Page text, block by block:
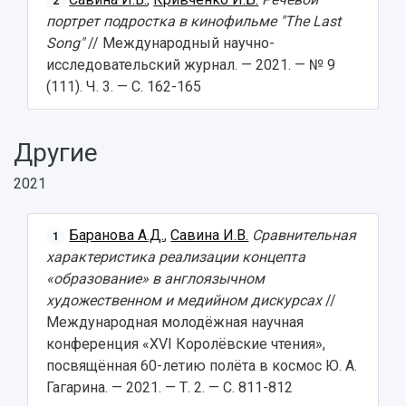
3D-тур по университету
Музеи
Учебный аэродром
Центр истории авиационных двигателей
Ботанический сад
Международный межвузовский кампус
Сведения об образовательной организации
Официальные документы
Публикации и издания
Отчеты о проведенных конференциях
портрет подростка в кинофильме "The Last
Song"// Международный научно-
исследовательский журнал. — 2021. — № 9
(111). Ч. 3. — С. 162-165
Другие
2021
1 Баранова А.Д.,Савина И.В. Сравнительная
характеристика реализации концепта
«образование» в англоязычном
художественном и медийном дискурсах//
Международная молодёжная научная
конференция «XVI Королёвские чтения»,
посвящённая 60-летию полёта в космос Ю. А.
Гагарина. — 2021. — Т. 2. — С. 811-812